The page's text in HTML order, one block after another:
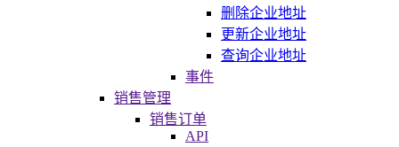
删除企业地址
更新企业地址
查询企业地址
事件
销售管理
销售订单
API